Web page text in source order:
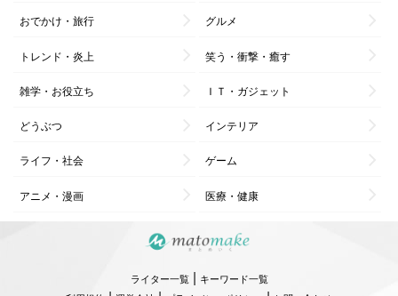
おでかけ・旅行 グルメ
トレンド・炎上 笑う・衝撃・癒す
雑学・お役立ち ＩＴ・ガジェット
どうぶつ インテリア
ライフ・社会 ゲーム
アニメ・漫画 医療・健康
ライター一覧| キーワード一覧